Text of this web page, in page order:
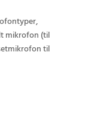
mikrofon (til
til